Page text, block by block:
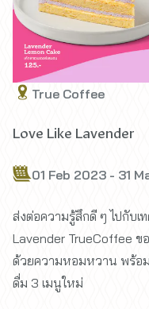
True Coffee
Love Like Lavender
01 Feb 2023 - 31
ส่งต่อความรู้สึกดี ๆ ไปกับเ
Lavender TrueCoffee ข
ด้วยความหอมหวาน พร้อม
ดื่ม 3 เมนูใหม่